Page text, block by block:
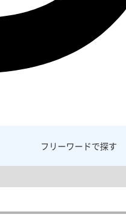
フリーワードで探す